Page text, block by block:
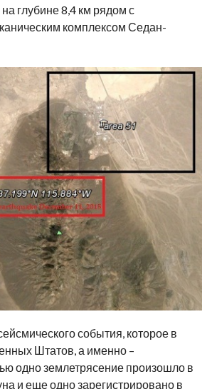
глубине 8,4 км рядом с
комплексом Седан-
события, которое в
Штатов, а именно –
одно землетрясение произошло в
и еще одно зарегистрировано в